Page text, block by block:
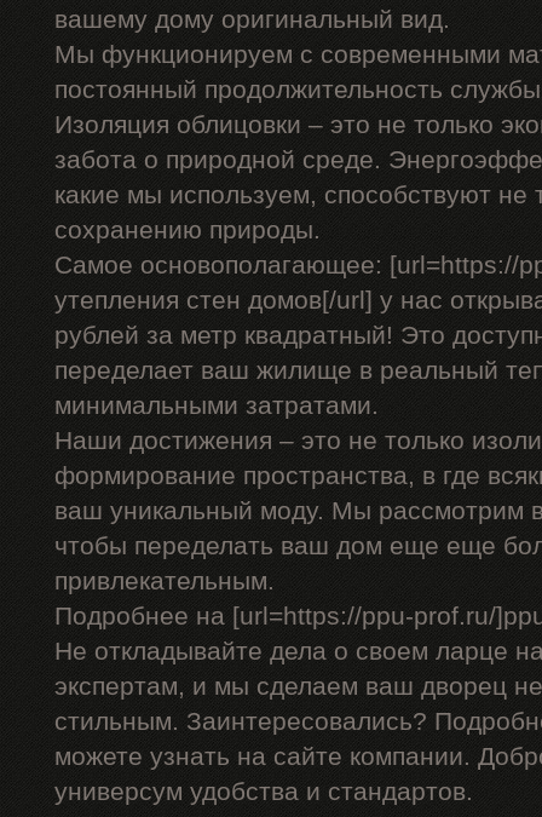
вашему дому оригинальный вид.
Мы функционируем с современными
постоянный продолжительность
Изоляция облицовки – это не только
забота о природной среде.
какие мы используем, способствуют не
сохранению природы.
Самое основополагающее: [url=https://
утепления стен домов[/url] у нас
рублей за метр квадратный! Это
переделает ваш жилище в реальный
минимальными затратами.
Наши достижения – это не только
формирование пространства, в где
ваш уникальный моду. Мы рассмотрим
чтобы переделать ваш дом еще еще
привлекательным.
Подробнее на [url=https://ppu-prof.ru/
Не откладывайте дела о своем ларце
экспертам, и мы сделаем ваш дворец
стильным. Заинтересовались?
можете узнать на сайте компании.
универсум удобства и стандартов.